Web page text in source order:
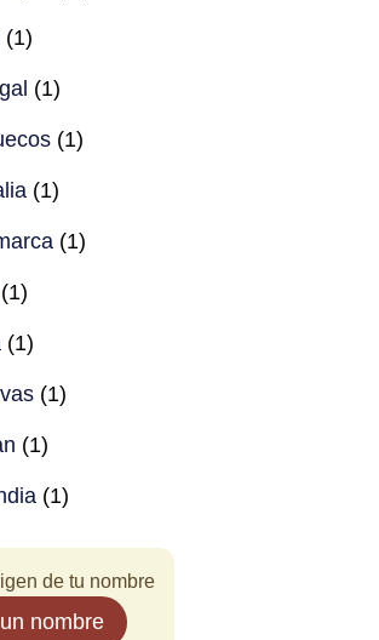
(1)
(1)
(1)
(1)
(1)
(1)
(1)
(1)
(1)
(1)
de tu nombre
nombre